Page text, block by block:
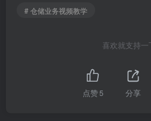
# 仓储业务视频教学
喜欢就支持一
点赞5 分享